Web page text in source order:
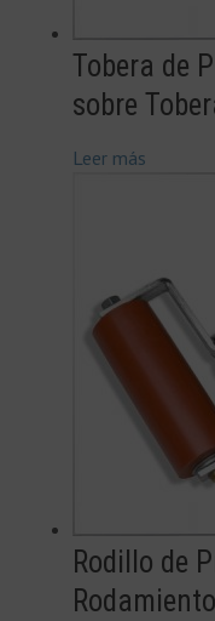
Tobera de
sobre
Leer más
Rodillo de